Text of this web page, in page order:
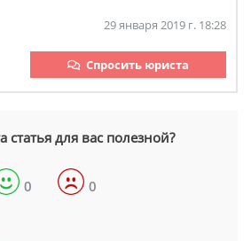
29 января 2019 г. 18:28
Спросить юриста
статья для вас полезной?
0 0